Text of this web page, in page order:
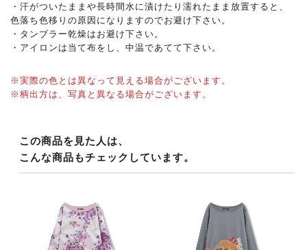
・汗がついたままや長時間水に漬けたり濡れたまま放置すると、
色落ち色移りの原因になりますのでお避け下さい。
・タンブラー乾燥はお避け下さい。
・アイロンは当て布をし、中温であてて下さい。
※実際の色とは異なって見える場合がございます。
※柄出方は、写真と異なる場合がございます。
この商品を見た人は、
こんな商品もチェックしています。